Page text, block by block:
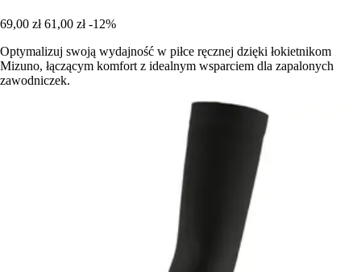
69,00 zł 61,00 zł -12%
Optymalizuj swoją wydajność w piłce ręcznej dzięki łokietnikom
Mizuno, łączącym komfort z idealnym wsparciem dla zapalonych
zawodniczek.